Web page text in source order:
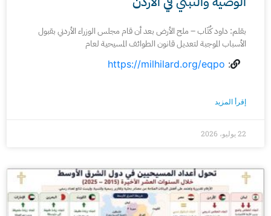
بقلم: داود كُتّاب – ملح الأرض بعد أن قام مجلس الوزراء الأردني بقبول
الأسباب الموجبة لتعديل قانون الطوائف المسيحية لعام
:
https://milhilard.org/eqpo
إقرأ المزيد
22 يوليو، 2026